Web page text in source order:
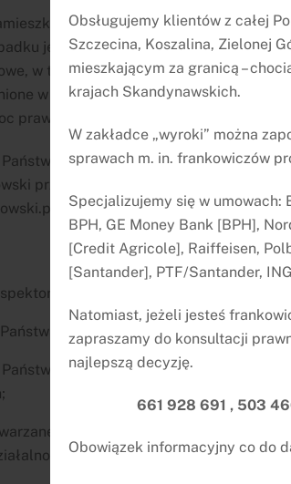
Obsługujemy klientów z całej
Szczecina, Koszalina, Zielonej
mieszkającym za granicą –
krajach Skandynawskich.
W zakładce „wyroki” można
sprawach m. in. frankowiczów
Specjalizujemy się w umowach:
BPH, GE Money Bank [BPH],
[Credit Agricole], Raiffeisen,
[Santander], PTF/Santander,
Natomiast, jeżeli jesteś
zapraszamy do konsultacji
najlepszą decyzję.
661 928 691 , 503
Obowiązek informacyjny co do
prowadzenia działalności
jego braku – rodzaj i numer
w tym numer KRS, numer REGON, a
w toku świadczenia pomocy prawnej
prawną.
danych jest radca prawny Rafał
przy ul. Chodkiewicza 17 lok. 10, 85-
ochrony danych;
danych osobowych do państw
danych osobowych w sposób
są w celu świadczenia pomocy
gospodarczej;